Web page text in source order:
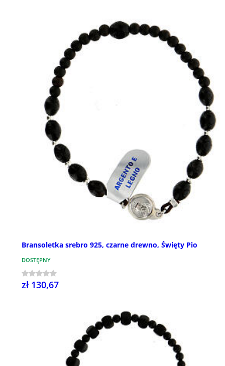
Bransoletka srebro 925, czarne drewno, Święty Pio
DOSTĘPNY
zł 130,67